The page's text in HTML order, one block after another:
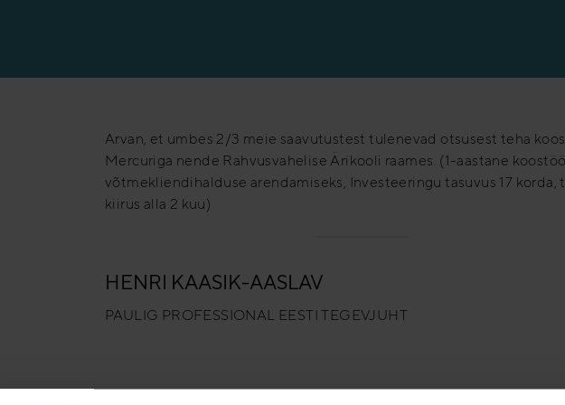
Arvan, et umbes 2/3 meie saavutustest tulenevad otsusest teha
Mercuriga nende Rahvusvahelise Ärikooli raames. (1-aastane
võtmekliendihalduse arendamiseks, Investeeringu tasuvus 17 korda,
kiirus alla 2 kuu)
HENRI KAASIK-AASLAV
PAULIG PROFESSIONAL EESTI TEGEVJUHT